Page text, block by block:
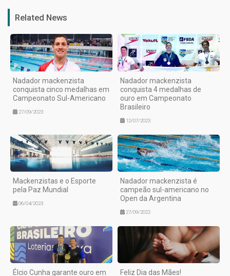
Related News
Nadador mackenzista
conquista cinco medalhas em
Campeonato Sul-Americano
27/09/2023
Nadador mackenzista
conquista 4 medalhas de
ouro em Campeonato
Brasileiro
12/07/2023
Mackenzistas e o Esporte
pela Paz Mundial
06/04/2023
Nadador mackenzista é
campeão sul-americano no
Open da Argentina
27/09/2022
Élcio Cunha garante ouro em Feliz Dia das Mães!